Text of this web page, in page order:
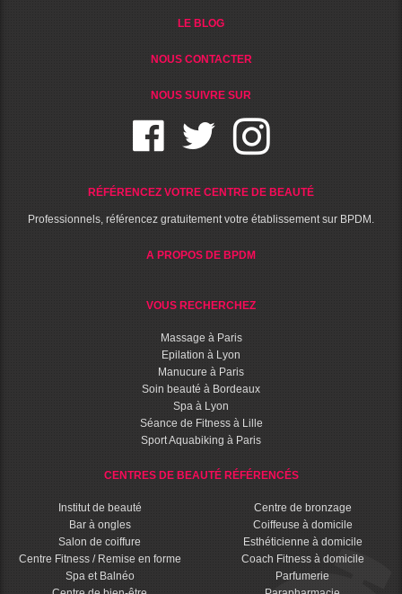
LE BLOG
NOUS CONTACTER
NOUS SUIVRE SUR
RÉFÉRENCEZ VOTRE CENTRE DE BEAUTÉ
Professionnels, référencez gratuitement votre établissement sur BPDM.
A PROPOS DE BPDM
VOUS RECHERCHEZ
Massage à Paris
Epilation à Lyon
Manucure à Paris
Soin beauté à Bordeaux
Spa à Lyon
Séance de Fitness à Lille
Sport Aquabiking à Paris
CENTRES DE BEAUTÉ RÉFÉRENCÉS
Institut de beauté
Bar à ongles
Salon de coiffure
Centre Fitness / Remise en forme
Spa et Balnéo
Centre de bronzage
Coiffeuse à domicile
Esthéticienne à domicile
Coach Fitness à domicile
Parfumerie